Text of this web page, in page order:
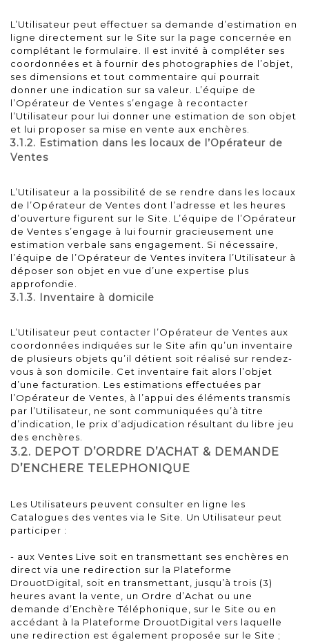
L’Utilisateur peut effectuer sa demande d’estimation en
ligne directement sur le Site sur la page concernée en
complétant le formulaire. Il est invité à compléter ses
coordonnées et à fournir des photographies de l’objet,
ses dimensions et tout commentaire qui pourrait
donner une indication sur sa valeur. L’équipe de
l’Opérateur de Ventes s’engage à recontacter
l’Utilisateur pour lui donner une estimation de son objet
et lui proposer sa mise en vente aux enchères.
3.1.2. Estimation dans les locaux de l’Opérateur de
Ventes
L’Utilisateur a la possibilité de se rendre dans les locaux
de l’Opérateur de Ventes dont l’adresse et les heures
d’ouverture figurent sur le Site. L’équipe de l’Opérateur
de Ventes s’engage à lui fournir gracieusement une
estimation verbale sans engagement. Si nécessaire,
l’équipe de l’Opérateur de Ventes invitera l’Utilisateur à
déposer son objet en vue d’une expertise plus
approfondie.
3.1.3. Inventaire à domicile
L’Utilisateur peut contacter l’Opérateur de Ventes aux
coordonnées indiquées sur le Site afin qu’un inventaire
de plusieurs objets qu’il détient soit réalisé sur rendez-
vous à son domicile. Cet inventaire fait alors l’objet
d’une facturation. Les estimations effectuées par
l’Opérateur de Ventes, à l’appui des éléments transmis
par l’Utilisateur, ne sont communiquées qu’à titre
d’indication, le prix d’adjudication résultant du libre jeu
des enchères.
3.2. DEPOT D’ORDRE D’ACHAT & DEMANDE
D’ENCHERE TELEPHONIQUE
Les Utilisateurs peuvent consulter en ligne les
Catalogues des ventes via le Site. Un Utilisateur peut
participer :
- aux Ventes Live soit en transmettant ses enchères en
direct via une redirection sur la Plateforme
DrouotDigital, soit en transmettant, jusqu’à trois (3)
heures avant la vente, un Ordre d’Achat ou une
demande d’Enchère Téléphonique, sur le Site ou en
accédant à la Plateforme DrouotDigital vers laquelle
une redirection est également proposée sur le Site ;